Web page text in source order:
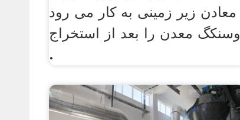
معادن زیر زمینی به کار می رود
وسنکگ معدن را بعد از استخراج
.